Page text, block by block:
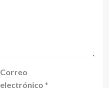
Correo
electrónico *